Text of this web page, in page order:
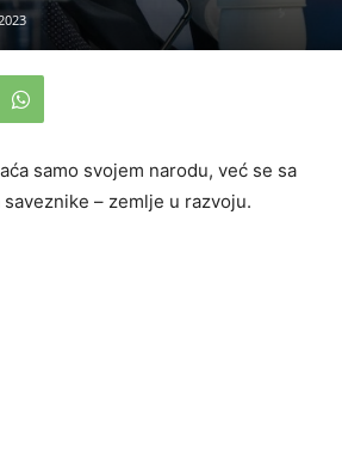
samo svojem narodu, već se sa
– zemlje u razvoju.